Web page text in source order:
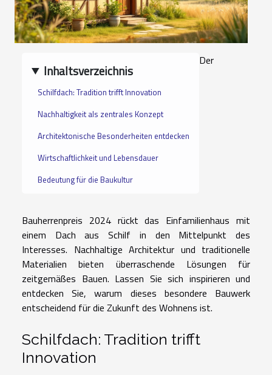
Inhaltsverzeichnis
Schilfdach: Tradition trifft Innovation
Nachhaltigkeit als zentrales Konzept
Architektonische Besonderheiten entdecken
Wirtschaftlichkeit und Lebensdauer
Bedeutung für die Baukultur
Der
Bauherrenpreis 2024 rückt das Einfamilienhaus mit
einem Dach aus Schilf in den Mittelpunkt des
Interesses. Nachhaltige Architektur und traditionelle
Materialien bieten überraschende Lösungen für
zeitgemäßes Bauen. Lassen Sie sich inspirieren und
entdecken Sie, warum dieses besondere Bauwerk
entscheidend für die Zukunft des Wohnens ist.
Schilfdach: Tradition trifft
Innovation